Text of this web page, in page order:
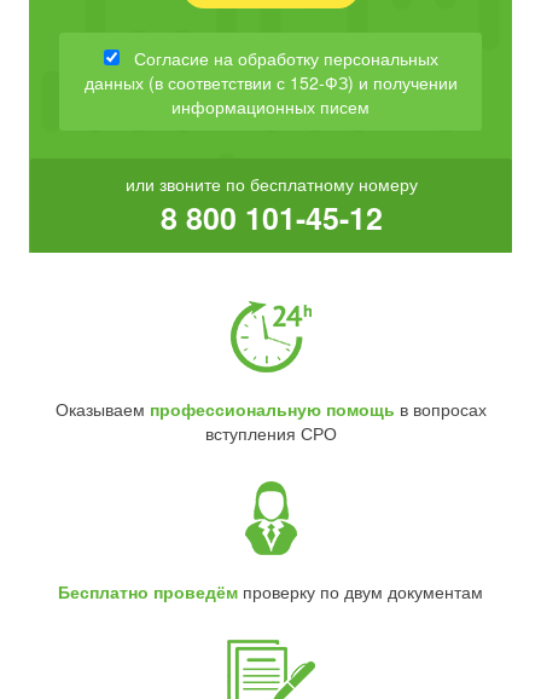
Согласие на обработку персональных
данных (в соответствии с 152-ФЗ) и получении
информационных писем
или звоните по бесплатному номеру
8 800 101-45-12
Оказываем профессиональную помощь в вопросах
вступления СРО
Бесплатно проведём проверку по двум документам